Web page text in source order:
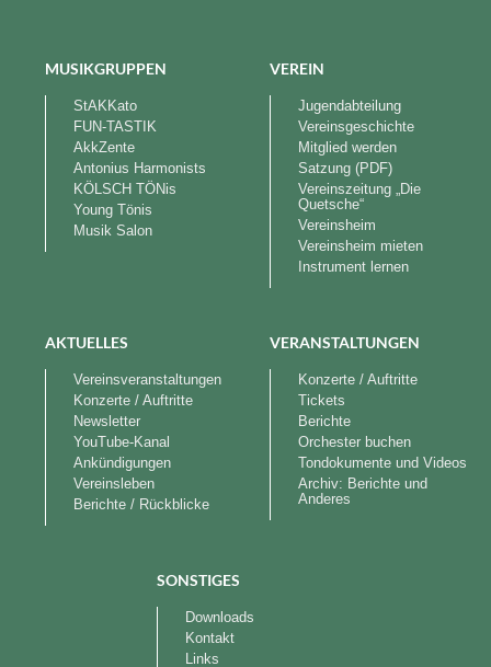
MUSIKGRUPPEN
StAKKato
FUN-TASTIK
AkkZente
Antonius Harmonists
KÖLSCH TÖNis
Young Tönis
Musik Salon
VEREIN
Jugendabteilung
Vereinsgeschichte
Mitglied werden
Satzung (PDF)
Vereinszeitung „Die
Quetsche“
Vereinsheim
Vereinsheim mieten
Instrument lernen
AKTUELLES
Vereinsveranstaltungen
Konzerte / Auftritte
Newsletter
YouTube-Kanal
Ankündigungen
Vereinsleben
Berichte / Rückblicke
VERANSTALTUNGEN
Konzerte / Auftritte
Tickets
Berichte
Orchester buchen
Tondokumente und Videos
Archiv: Berichte und
Anderes
SONSTIGES
Downloads
Kontakt
Links